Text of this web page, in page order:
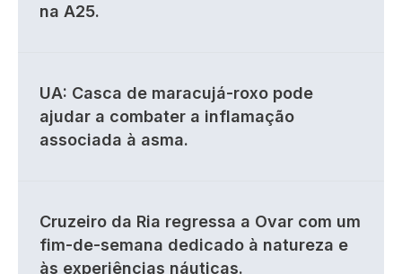
na A25.
UA: Casca de maracujá-roxo pode
ajudar a combater a inflamação
associada à asma.
Cruzeiro da Ria regressa a Ovar com um
fim-de-semana dedicado à natureza e
às experiências náuticas.